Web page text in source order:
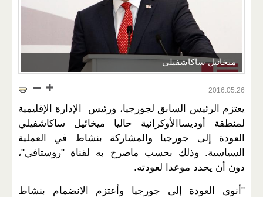
ميخائيل ساكاشفيلي
2016.05.26
يعتزم الرئيس السابق لجورجيا، ورئيس الإدارة الإقليمية
لمنطقة أوديساالأوكرانية حاليا ميخائيل ساكاشفيلي
العودة إلى جورجيا والمشاركة بنشاط في العملية
السياسية. وذلك بحسب ماصرح به لقناة "روستافي"،
دون أن يحدد موعدا لعودته.
"أنوي العودة إلى جورجيا وأعتزم الانضمام بنشاط